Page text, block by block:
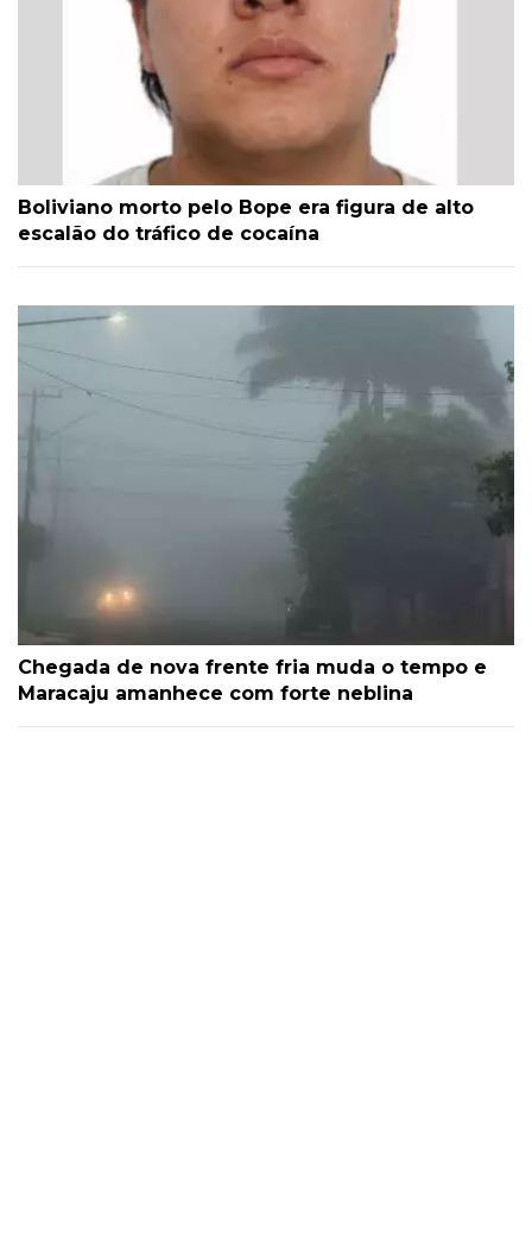
Boliviano morto pelo Bope era figura de alto
escalão do tráfico de cocaína
Chegada de nova frente fria muda o tempo e
Maracaju amanhece com forte neblina